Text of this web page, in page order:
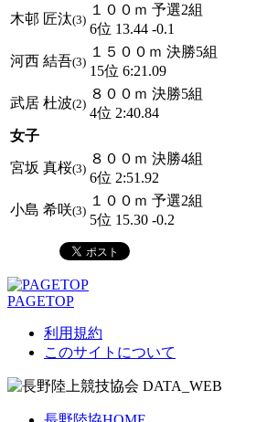
木邨 匠汰(3)
１００ｍ 予選2組
6位 13.44 -0.1
河西 結吾(3)
１５００ｍ 決勝5組
15位 6:21.09
武居 杜波(2)
８００ｍ 決勝5組
4位 2:40.84
女子
宮坂 真桜(3)
８００ｍ 決勝4組
6位 2:51.92
小島 希咲(3)
１００ｍ 予選2組
5位 15.30 -0.2
PAGETOP
利用規約
このサイトについて